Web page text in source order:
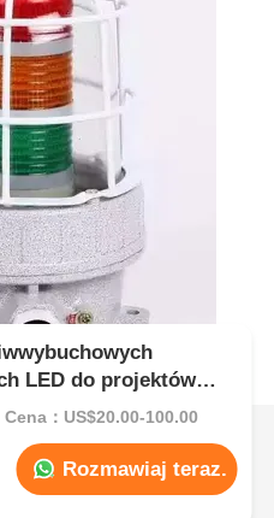
LED do projektów
Cena：US$20.00-100.00
Rozmawiaj teraz.